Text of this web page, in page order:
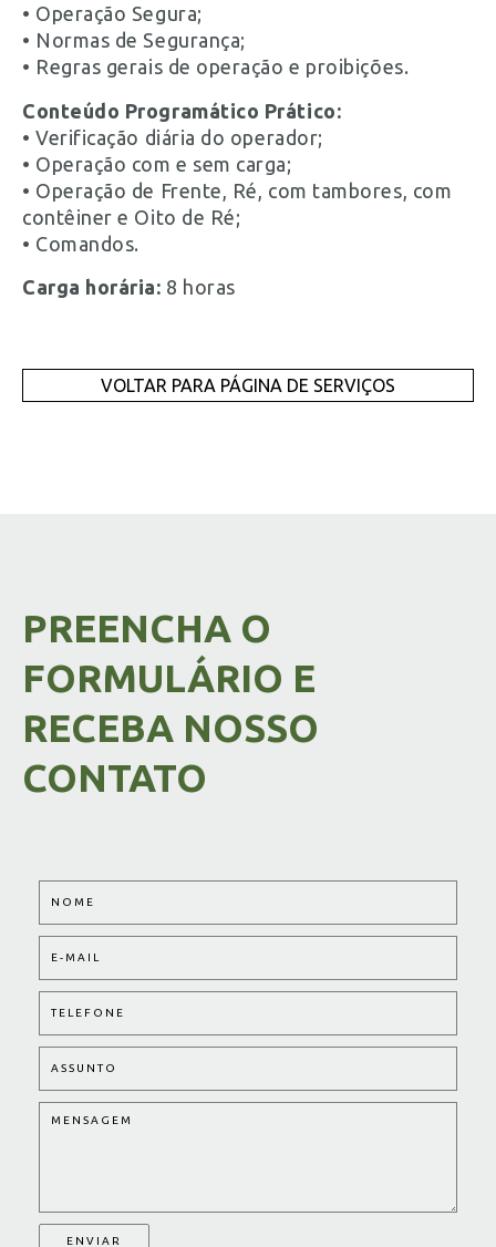
• Operação Segura;
• Normas de Segurança;
• Regras gerais de operação e proibições.
Conteúdo Programático Prático:
• Verificação diária do operador;
• Operação com e sem carga;
• Operação de Frente, Ré, com tambores, com
contêiner e Oito de Ré;
• Comandos.
Carga horária: 8 horas
VOLTAR PARA PÁGINA DE SERVIÇOS
PREENCHA O
FORMULÁRIO E
RECEBA NOSSO
CONTATO